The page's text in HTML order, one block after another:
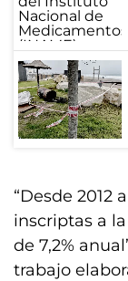
“Desde 2012
inscriptas a
de 7,2%
trabajo